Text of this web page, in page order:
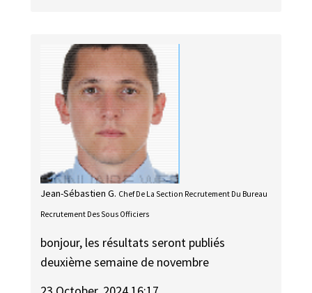
Jean-Sébastien G. Chef De La Section Recrutement Du Bureau
Recrutement Des Sous Officiers
bonjour, les résultats seront publiés
deuxième semaine de novembre